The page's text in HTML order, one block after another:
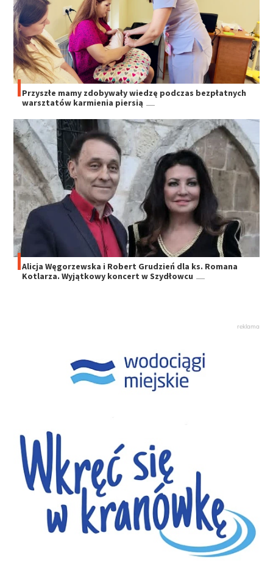
Przyszłe mamy zdobywały wiedzę podczas bezpłatnych
warsztatów karmienia piersią
Alicja Węgorzewska i Robert Grudzień dla ks. Romana
Kotlarza. Wyjątkowy koncert w Szydłowcu